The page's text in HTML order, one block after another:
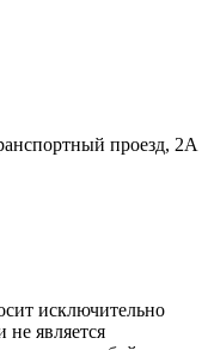
проезд, 2А
исключительно
является